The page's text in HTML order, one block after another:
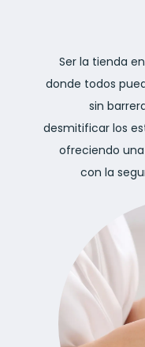
Ser la tienda
donde todos
sin
desmitificar los
ofreciendo
con la